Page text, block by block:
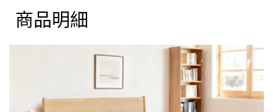
商品明細